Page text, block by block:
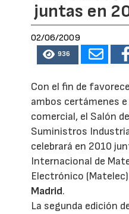
juntas en
02/06/2009
936
Con el fin de
ambos certámenes
comercial, el Salón
Suministros
celebrará en 2010
Internacional de
Electrónico
Madrid.
La segunda edición